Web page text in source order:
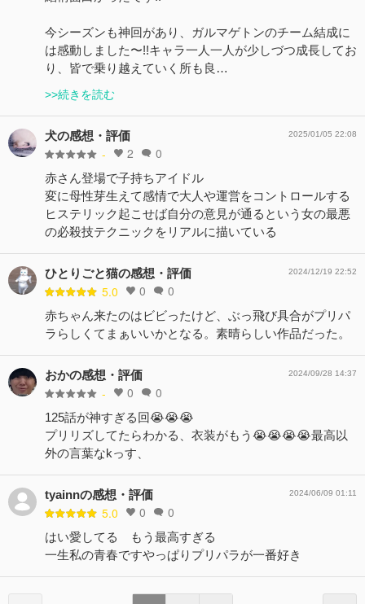
今シーズンも神回があり、ガルマゲトンのチーム結成に
は感動しました〜!!キャラ一人一人が少しづつ成長してお
り、皆で乗り越えていく所も良…
>>続きを読む
犬の感想・評価
- 2 0
2025/01/05 22:08
赤さん登場で子持ちアイドル
変に母性芽生えて感情で大人や運営をコントロールする
ヒステリック起こせば自分の意見が通るという女の最悪
の必殺技テクニックをリアルに描いている
ひとりごと猫の感想・評価
5.0 0 0
2024/12/19 22:52
赤ちゃん来たのはビビったけど、ぶっ飛び具合がプリパ
ラらしくてまぁいいかとなる。素晴らしい作品だった。
おかの感想・評価
- 0 0
2024/09/28 14:37
125話が神すぎる回😭😭😭
プリリズしてたらわかる、衣装がもう😭😭😭😭最高以
外の言葉なkっす、
tyainnの感想・評価
5.0 0 0
2024/06/09 01:11
はい愛してる もう最高すぎる
一生私の青春ですやっぱりプリパラが一番好き